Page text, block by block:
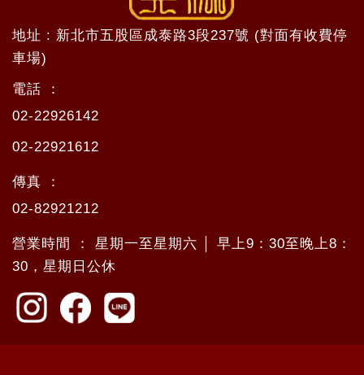
地址 : 新北市五股區成泰路3段237號 (對面有收費停
車場)
電話 ：
02-22926142
02-22921612
傳真 ：
02-82921212
營業時間 ： 星期一至星期六 │ 早上9：30至晚上8：
30，星期日公休